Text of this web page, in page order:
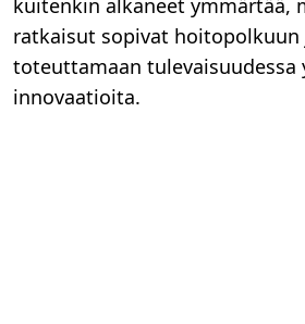
ratkaisut sopivat
toteuttamaan tulevaisuudessa
innovaatioita.